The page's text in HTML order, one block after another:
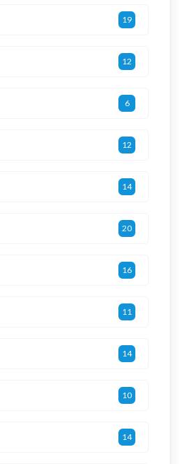
19
12
6
12
14
20
16
11
14
10
14